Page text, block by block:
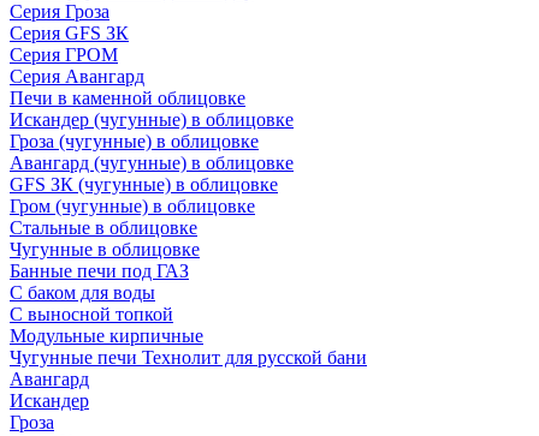
Серия Гроза
Серия GFS ЗК
Серия ГРОМ
Серия Авангард
Печи в каменной облицовке
Искандер (чугунные) в облицовке
Гроза (чугунные) в облицовке
Авангард (чугунные) в облицовке
GFS ЗК (чугунные) в облицовке
Гром (чугунные) в облицовке
Стальные в облицовке
Чугунные в облицовке
Банные печи под ГАЗ
С баком для воды
С выносной топкой
Модульные кирпичные
Чугунные печи Технолит для русской бани
Авангард
Искандер
Гроза